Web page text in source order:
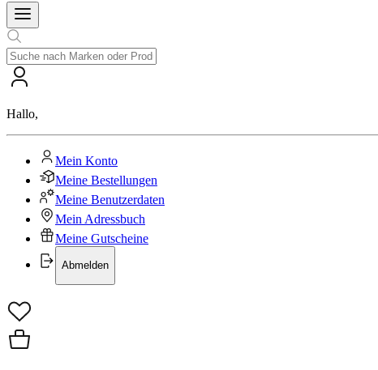
Hallo,
Mein Konto
Meine Bestellungen
Meine Benutzerdaten
Mein Adressbuch
Meine Gutscheine
Abmelden